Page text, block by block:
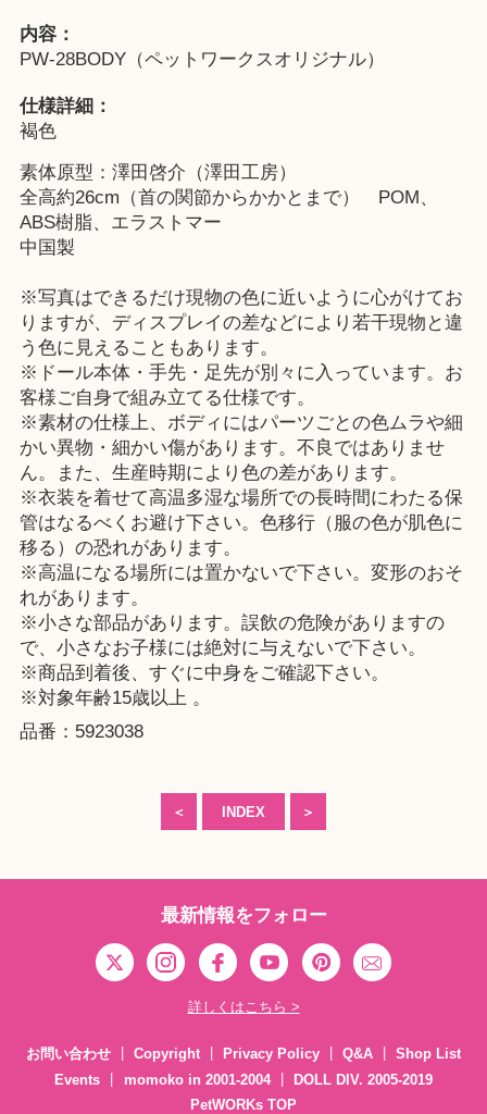
内容：
PW-28BODY（ペットワークスオリジナル）
仕様詳細：
褐色
素体原型：澤田啓介（澤田工房）
全高約26cm（首の関節からかかとまで） POM、
ABS樹脂、エラストマー
中国製
※写真はできるだけ現物の色に近いように心がけてお
りますが、ディスプレイの差などにより若干現物と違
う色に見えることもあります。
※ドール本体・手先・足先が別々に入っています。お
客様ご自身で組み立てる仕様です。
※素材の仕様上、ボディにはパーツごとの色ムラや細
かい異物・細かい傷があります。不良ではありませ
ん。また、生産時期により色の差があります。
※衣装を着せて高温多湿な場所での長時間にわたる保
管はなるべくお避け下さい。色移行（服の色が肌色に
移る）の恐れがあります。
※高温になる場所には置かないで下さい。変形のおそ
れがあります。
※小さな部品があります。誤飲の危険がありますの
で、小さなお子様には絶対に与えないで下さい。
※商品到着後、すぐに中身をご確認下さい。
※対象年齢15歳以上 。
品番：5923038
＜ INDEX ＞
最新情報をフォロー
詳しくはこちら >
お問い合わせ Copyright Privacy Policy Q&A
Shop List
Events
momoko in 2001-2004
DOLL DIV. 2005-2019
PetWORKs TOP